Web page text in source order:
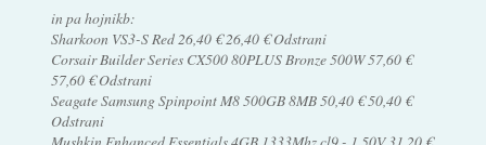
in pa hojnikb:
Sharkoon VS3-S Red 26,40 € 26,40 € Odstrani
Corsair Builder Series CX500 80PLUS Bronze 500W 57,60 €
57,60 € Odstrani
Seagate Samsung Spinpoint M8 500GB 8MB 50,40 € 50,40 €
Odstrani